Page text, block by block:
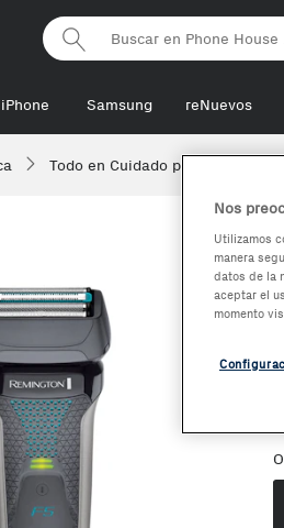
Phonehouse
iPhone Samsung reNuevos
Todo en Cuidado personal
Nos
Utilizamos
manera
datos de la
aceptar el
momento